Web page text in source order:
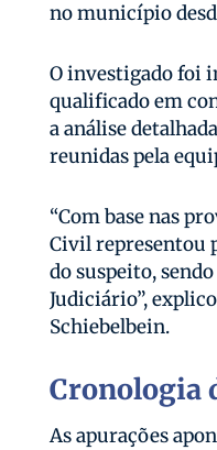
no município
O investigado foi
qualificado em
a análise
reunidas pela
“Com base nas
Civil representou
do suspeito,
Judiciário”,
Schiebelbein.
Cronologia
As apurações